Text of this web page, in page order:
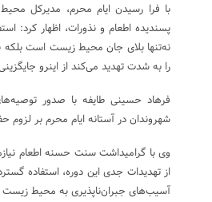
با فرا رسیدن ایام محرم، مدیرکل
پسندیده اطعام و نذورات، اظهار کرد:
نه‌تنها بلای جان محیط زیست است بلکه
را به شدت تهدید می‌کند از اینرو
فرهاد حسینی طایفه با صدور
شهروندان در آستانه ایام محرم بر
وی با گرامیداشت سنت حسنه اطعام
از تهدیدات جدی این دوره، استفاده
آسیب‌های جبران‌ناپذیری به محیط زیست